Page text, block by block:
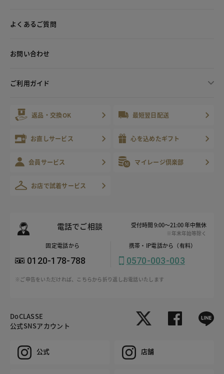
よくあるご質問
お問い合わせ
ご利用ガイド
返品・交換OK 最短翌日配送
お直しサービス 心を込めたギフト
会員サービス マイレージ倶楽部
お店で試着サービス
電話でご相談 受付時間 9:00～21:00 年中無休
※年末年始等除く
固定電話から
0120-178-788
携帯・IP電話から（有料）
0570-003-003
※ご申告をいただければ、こちらから折り返しお電話いたします
DoCLASSE
公式SNSアカウント
公式 店舗